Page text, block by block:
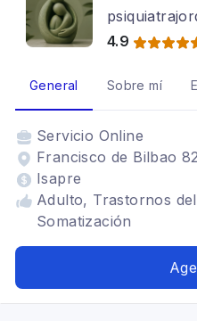
4.9
General Sobre mí
Servicio Online
Francisco de Bilbao
Isapre
Adulto, Trastornos
Somatización